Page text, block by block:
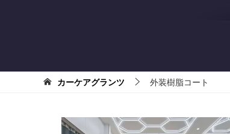
カーケアグランツ 外装樹脂コート